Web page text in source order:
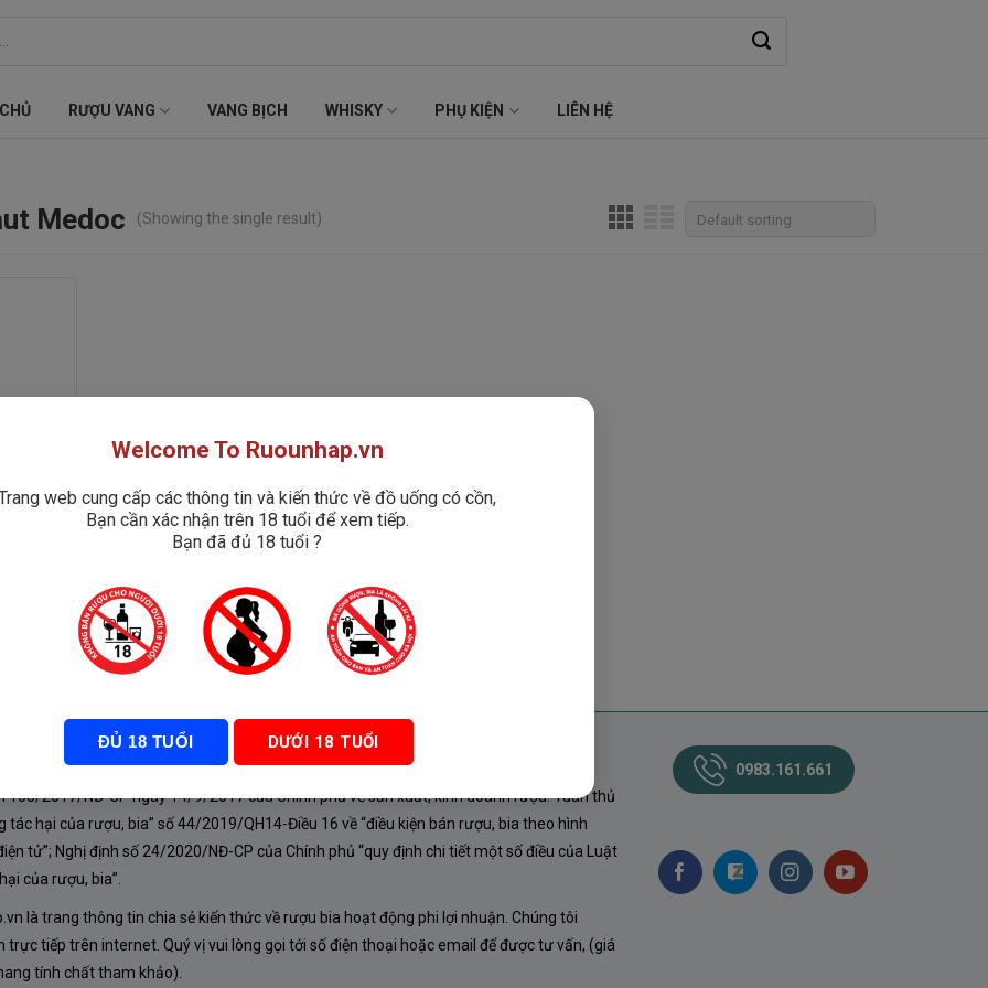
RƯỢU VANG VANG BỊCH WHISKY PHỤ KIỆN LIÊN HỆ
Medoc (Showing the single result)
Sainte
SÁCH
105/2017/NĐ-CP ngày 14/9/2017 của Chính phủ về sản xuất, kinh doanh rượu. Tuân thủ
tác hại của rượu, bia” số 44/2019/QH14-Điều 16 về “điều kiện bán rượu, bia theo hình
tử”; Nghị định số 24/2020/NĐ-CP của Chính phủ “quy định chi tiết một số điều của Luật
của rượu, bia”.
là trang thông tin chia sẻ kiến thức về rượu bia hoạt động phi lợi nhuận. Chúng tôi
trực tiếp trên internet. Quý vị vui lòng gọi tới số điện thoại hoặc email để được tư vấn, (giá
tính chất tham khảo).
0983.161.661
Welcome To Ruounhap.vn
web cung cấp các thông tin và kiến thức về đồ uống có cồn,
Bạn cần xác nhận trên 18 tuổi để xem tiếp.
Bạn đã đủ 18 tuổi ?
ĐỦ 18 TUỔI DƯỚI 18 TUỔI